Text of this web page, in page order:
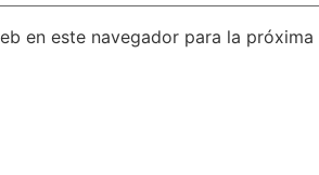
en este navegador para la